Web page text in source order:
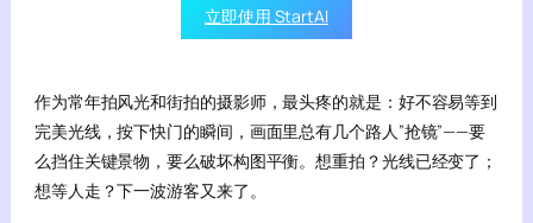
立即使用 StartAI
作为常年拍风光和街拍的摄影师，最头疼的就是：好不容易等到
完美光线，按下快门的瞬间，画面里总有几个路人”抢镜”——要
么挡住关键景物，要么破坏构图平衡。想重拍？光线已经变了；
想等人走？下一波游客又来了。